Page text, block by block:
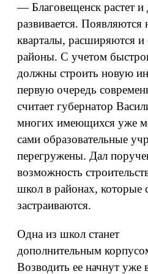
— Благовещенск растет
развивается.
кварталы, расширяются и
районы. С учетом
должны строить новую
первую очередь
считает губернатор
многих имеющихся уже
сами образовательные
перегружены. Дал
возможность
школ в районах, которые
застраиваются.
Одна из школ станет
дополнительным
Возводить ее начнут